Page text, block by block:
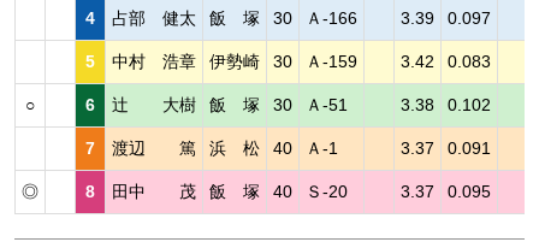
4 占部 健太 飯 塚 30 Ａ-166 3.39 0.097
5 中村 浩章 伊勢崎 30 Ａ-159 3.42 0.083
○ 6 辻 大樹 飯 塚 30 Ａ-51 3.38 0.102
7 渡辺 篤 浜 松 40 Ａ-1 3.37 0.091
◎ 8 田中 茂 飯 塚 40 Ｓ-20 3.37 0.095